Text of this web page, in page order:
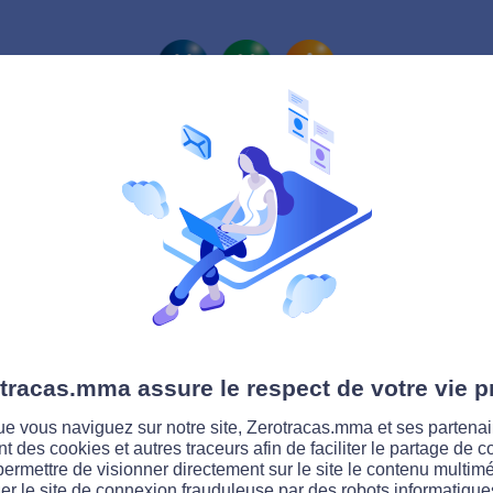
La route Zérotracas
français roulent
National Interministériel de Sécurité
tous les quatre mois les taux d'excès de
réseau routier. Et le comportement des
s'est amélioré ces derniers trimestres.
assure le respect de votre vie
vous naviguez sur notre site, Zerotracas.mma et ses
des cookies et autres traceurs afin de faciliter le partage de
de visionner directement sur le site le contenu